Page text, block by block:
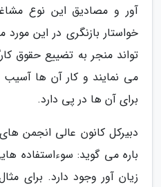
آور و مصادیق این نوع
خواستار بازنگری در این
تواند منجر به تضییع حقوق
می نمایند و کار آن ها
برای آن ها در پی دارد.
دبیرکل کانون عالی انجمن
باره می گوید:
زیان آور وجود دارد. برای